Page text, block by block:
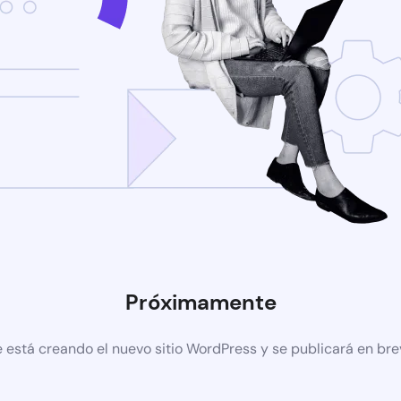
Próximamente
está creando el nuevo sitio WordPress y se publicará en